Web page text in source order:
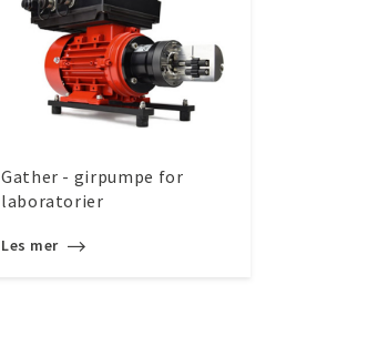
Gather - girpumpe for
laboratorier
Les mer